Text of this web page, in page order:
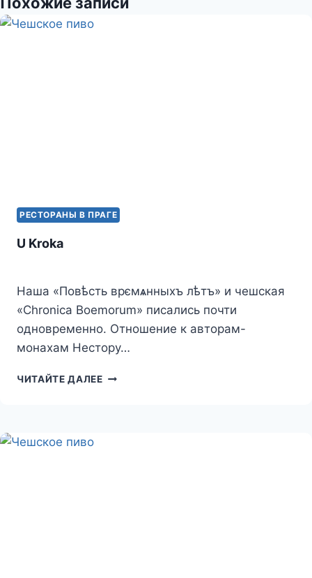
s
и
РЕСТОРАНЫ В ПРАГЕ
U Kroka
Наша «Повѣсть врємѧнныхъ лѣтъ» и чешская
«Chronica Boemorum» писались почти
одновременно. Отношение к авторам-
монахам Нестору…
ЧИТАЙТЕ ДАЛЕЕU